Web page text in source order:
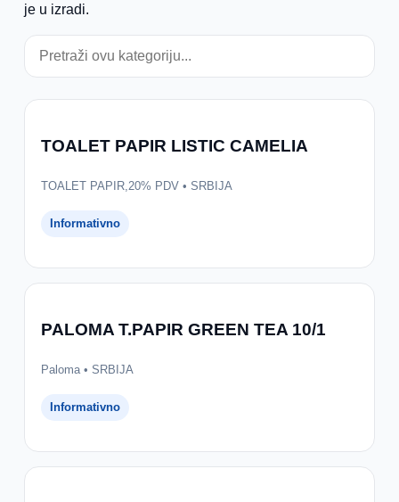
je u izradi.
TOALET PAPIR LISTIC CAMELIA
TOALET PAPIR,20% PDV • SRBIJA
Informativno
PALOMA T.PAPIR GREEN TEA 10/1
Paloma • SRBIJA
Informativno